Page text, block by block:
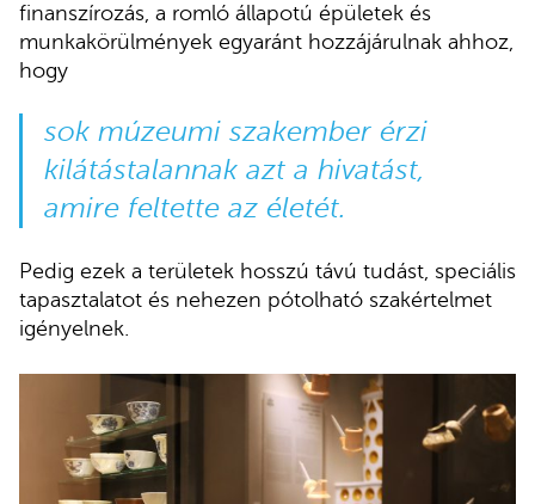
finanszírozás, a romló állapotú épületek és
munkakörülmények egyaránt hozzájárulnak ahhoz,
hogy
sok múzeumi szakember érzi
kilátástalannak azt a hivatást,
amire feltette az életét.
Pedig ezek a területek hosszú távú tudást, speciális
tapasztalatot és nehezen pótolható szakértelmet
igényelnek.